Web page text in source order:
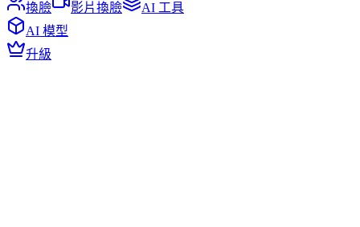
換臉
影片換臉
AI 工具
AI 模型
升級